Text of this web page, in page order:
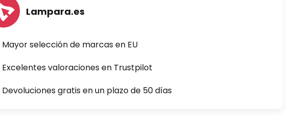
Lampara.es
Mayor selección de marcas en EU
Excelentes valoraciones en Trustpilot
Devoluciones gratis en un plazo de 50 días